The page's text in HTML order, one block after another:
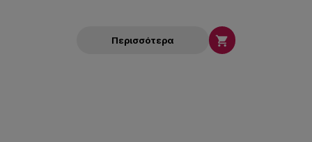
Περισσότερα 